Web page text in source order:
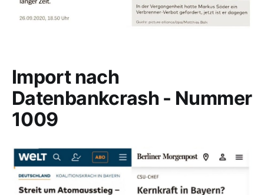
Import nach
Datenbankcrash - Nummer
1009